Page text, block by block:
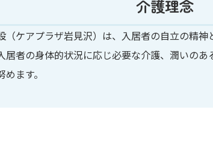
介護理念
（ケアプラザ岩見沢）は、入居者の自立の精
居者の身体的状況に応じ必要な介護、潤いの
ます。